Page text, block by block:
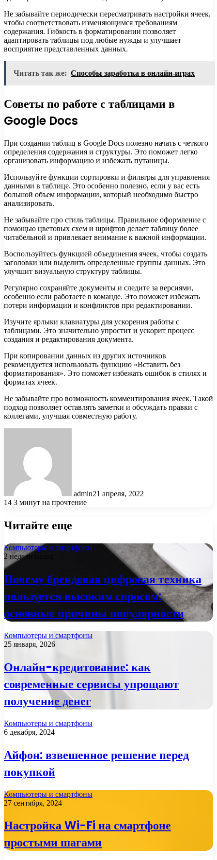
Не забывайте периодически пересматривать настройки ячеек,
чтобы соответствовать изменяющимся требованиям
содержания. Гибкость в форматировании позволяет
адаптировать таблицы под любые нужды и улучшает
восприятие представленных данных.
Читать так же: Способы заработка в онлайн-играх
Советы по работе с таблицами в
Google Docs
При создании таблиц в Google Docs полезно начать с четкого
определения содержания и структуры. Это поможет легко
организовать информацию и избежать путаницы.
Используйте функции сортировки и фильтры для управления
данными в таблице. Это особенно полезно, если у вас есть
большой объем информации, который необходимо быстро
анализировать.
Не забывайте про стиль таблицы. Правильное оформление с
помощью цветовых схем и шрифтов делает таблицу более
читабельной и привлекает внимание к важной информации.
Воспользуйтесь функцией объединения ячеек, чтобы создать
заголовки или выделить определенные группы данных. Это
улучшит визуальную структуру таблицы.
Регулярно сохраняйте документы и следите за версиями,
особенно если работаете в команде. Это поможет избежать
потери информации и конфликтов при редактировании.
Изучите ярлыки клавиатуры для ускорения работы с
таблицами. Это значительно упростит и ускорит процесс
создания и редактирования документа.
При копировании данных из других источников
рекомендуется использовать функцию «Вставить без
форматирования». Это поможет избежать ошибок в стилях и
форматах ячеек.
Не забывайте про возможность комментирования ячеек. Такой
подход позволяет оставлять заметки и обсуждать правки с
коллегами, улучшая совместную работу.
admin21 апреля, 2022
14 3 минут на прочтение
Читайте еще
Компьютеры и смартфоны
2 недели назад
Почему брендовая цифровая техника
пользуется высоким спросом:
основные причины популярности
Компьютеры и смартфоны
25 января, 2026
Онлайн-кредитование: как
современные сервисы упрощают
получение денег
Компьютеры и смартфоны
6 декабря, 2024
Айфон: взвешенное решение перед
покупкой
Компьютеры и смартфоны
27 сентября, 2024
Настройка Wi-Fi на смартфоне
простыми шагами